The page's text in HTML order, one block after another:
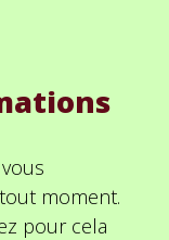
moment.
pour cela